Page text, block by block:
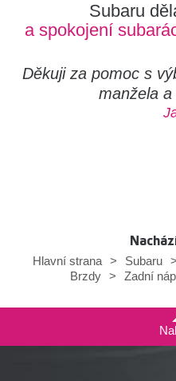
Subaru
a spokojení
Děkuji za pomoc s
manžela a
Hlavní strana
> Subaru >
Brzdy
> Zadní